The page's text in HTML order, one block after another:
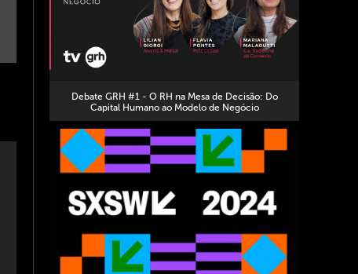
Debate GRH #1 - O RH na Mesa de Decisão: Do
Capital Humano ao Modelo de Negócio